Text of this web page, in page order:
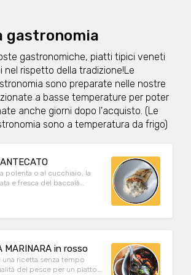
gastronomia
gastronomiche, piatti tipici veneti
nel rispetto della tradizione!Le
sono preparate nelle nostre
a basse temperature per poter
anche giorni dopo l'acquisto. (Le
sono a temperatura da frigo)
polenta o al cucchiaio, la
e fresca del baccalà
MARINARA in rosso
ricetta senza tempo
del pesce per un piatto